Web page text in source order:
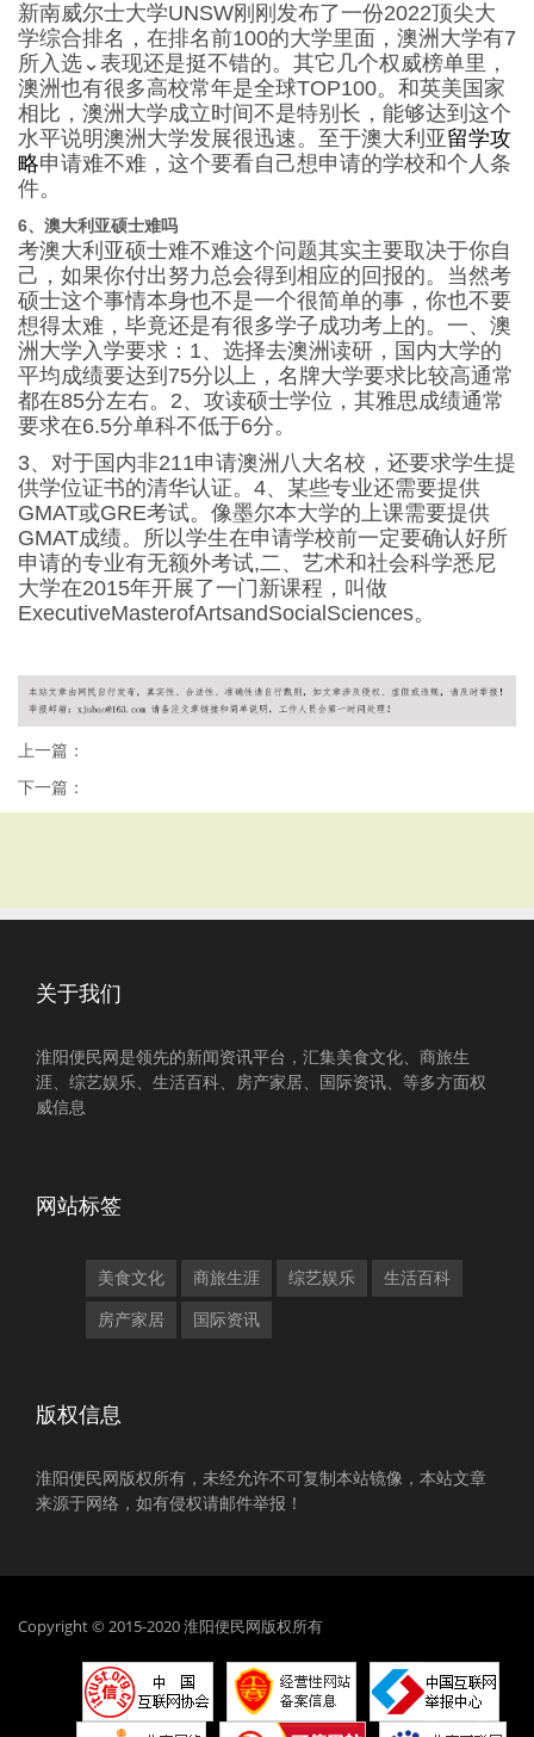
新南威尔士大学UNSW刚刚发布了一份2022顶尖大
学综合排名，在排名前100的大学里面，澳洲大学有7
所入选⌄表现还是挺不错的。其它几个权威榜单里，
澳洲也有很多高校常年是全球TOP100。和英美国家
相比，澳洲大学成立时间不是特别长，能够达到这个
水平说明澳洲大学发展很迅速。至于澳大利亚留学攻
略申请难不难，这个要看自己想申请的学校和个人条
件。
6、澳大利亚硕士难吗
考澳大利亚硕士难不难这个问题其实主要取决于你自
己，如果你付出努力总会得到相应的回报的。当然考
硕士这个事情本身也不是一个很简单的事，你也不要
想得太难，毕竟还是有很多学子成功考上的。一、澳
洲大学入学要求：1、选择去澳洲读研，国内大学的
平均成绩要达到75分以上，名牌大学要求比较高通常
都在85分左右。2、攻读硕士学位，其雅思成绩通常
要求在6.5分单科不低于6分。
3、对于国内非211申请澳洲八大名校，还要求学生提
供学位证书的清华认证。4、某些专业还需要提供
GMAT或GRE考试。像墨尔本大学的上课需要提供
GMAT成绩。所以学生在申请学校前一定要确认好所
申请的专业有无额外考试,二、艺术和社会科学悉尼
大学在2015年开展了一门新课程，叫做
ExecutiveMasterofArtsandSocialSciences。
上一篇：
下一篇：
关于我们
淮阳便民网是领先的新闻资讯平台，汇集美食文化、商旅生
涯、综艺娱乐、生活百科、房产家居、国际资讯、等多方面权
威信息
网站标签
美食文化 商旅生涯 综艺娱乐 生活百科
房产家居 国际资讯
版权信息
淮阳便民网版权所有，未经允许不可复制本站镜像，本站文章
来源于网络，如有侵权请邮件举报！
Copyright © 2015-2020 淮阳便民网版权所有